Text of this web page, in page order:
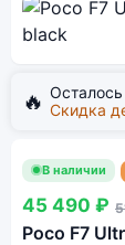
🔥 Осталось
Скидка
В наличии
45 490 ₽
Poco F7